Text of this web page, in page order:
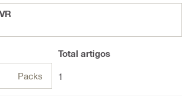
Packs
Total artigos
1